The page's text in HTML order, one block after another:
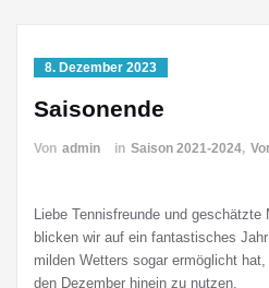
8. Dezember 2023
Saisonende
Von admin in Saison 2021-2024,
Liebe Tennisfreunde und
blicken wir auf ein fantastisches
milden Wetters sogar ermöglicht
den Dezember hinein zu nutzen.